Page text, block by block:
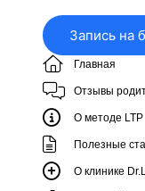
Запись на
Главная
Отзывы
О методе LTP
Полезные
О клинике